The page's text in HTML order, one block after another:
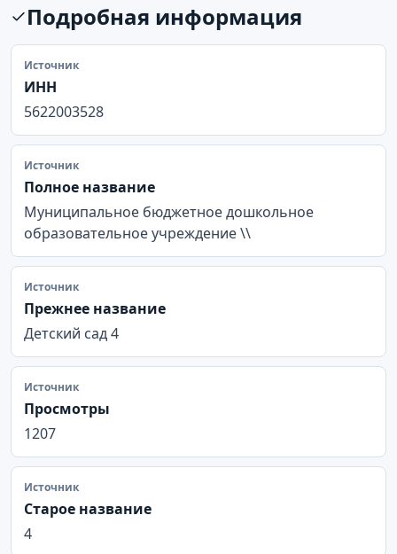
Подробная информация
Источник
ИНН
5622003528
Источник
Полное название
Муниципальное бюджетное дошкольное
образовательное учреждение \\
Источник
Прежнее название
Детский сад 4
Источник
Просмотры
1207
Источник
Старое название
4